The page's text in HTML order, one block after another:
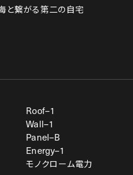
と繋がる第二の自宅
Roof–1
Wall–1
Panel–B
Energy–1
モノクローム電力